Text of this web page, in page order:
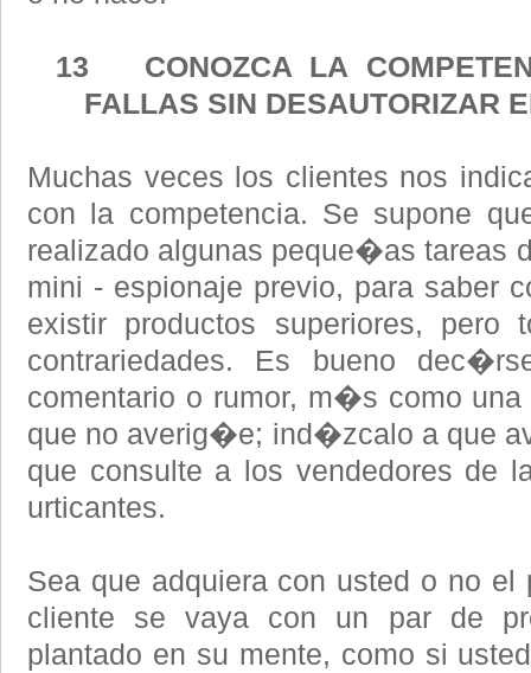
13 CONOZCA LA
FALLAS SIN DESAUTORIZAR
Muchas veces los clientes nos
con la competencia. Se supone
realizado algunas peque�as tareas
mini - espionaje previo, para saber
existir productos superiores,
contrariedades. Es bueno
comentario o rumor, m�s como
que no averig�e; ind�zcalo a que
que consulte a los vendedores de
urticantes.
Sea que adquiera con usted o no el
cliente se vaya con un par de
plantado en su mente, como si